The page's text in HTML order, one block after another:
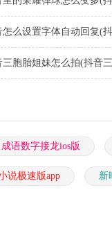
怎么设置字体自动回复(
三胞胎姐妹怎么拍(抖音
成语数字接龙ios版
说极速版app 新